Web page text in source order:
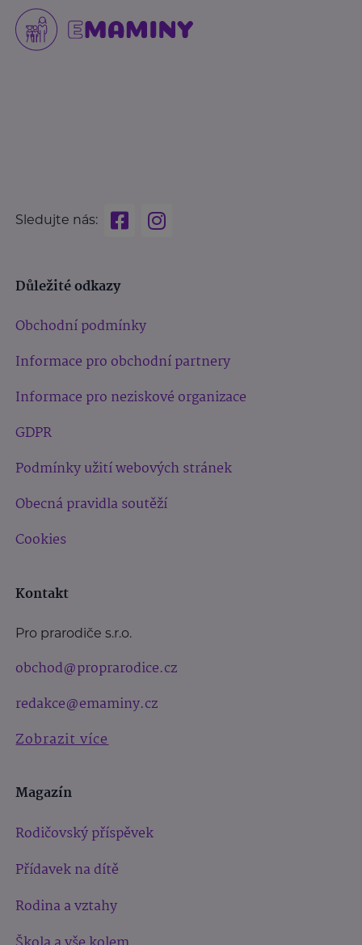
Sledujte nás:
Důležité odkazy
Obchodní podmínky
Informace pro obchodní partnery
Informace pro neziskové organizace
GDPR
Podmínky užití webových stránek
Obecná pravidla soutěží
Cookies
Kontakt
Pro prarodiče s.r.o.
obchod@proprarodice.cz
redakce@emaminy.cz
Zobrazit více
Magazín
Rodičovský příspěvek
Přídavek na dítě
Rodina a vztahy